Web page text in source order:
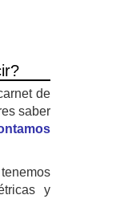
de
saber
y